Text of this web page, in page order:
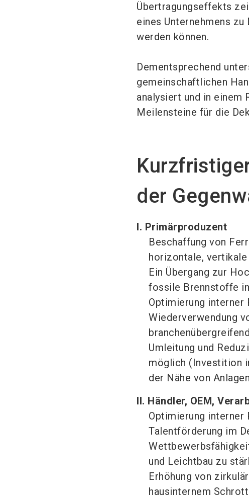
Übertragungseffekts
eines Unternehmens
werden können.
Dementsprechend
gemeinschaftlichen
analysiert und in einem
Meilensteine für die
der
I. Primärproduzent
Beschaffung von
horizontale,
Ein Übergang zur
fossile Brennstoffe
Optimierung interner
Wiederverwendung
Umleitung und
möglich (Investition
der Nähe von
II. Händler, OEM,
Optimierung interner
Talentförderung im
und Leichtbau zu
Erhöhung von
hausinternem Schrott